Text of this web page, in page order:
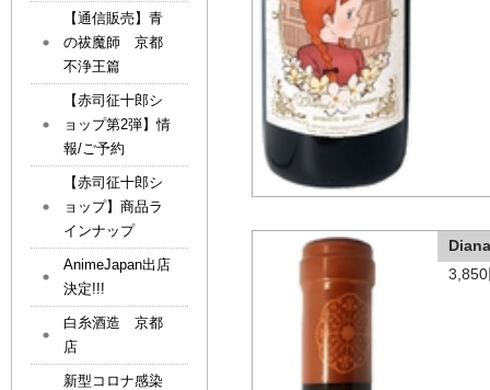
【通信販売】青
の祓魔師 京都
不浄王篇
【赤司征十郎シ
ョップ第2弾】情
報/ご予約
【赤司征十郎シ
ョップ】商品ラ
インナップ
AnimeJapan出店
決定!!!
白糸酒造 京都
店
新型コロナ感染